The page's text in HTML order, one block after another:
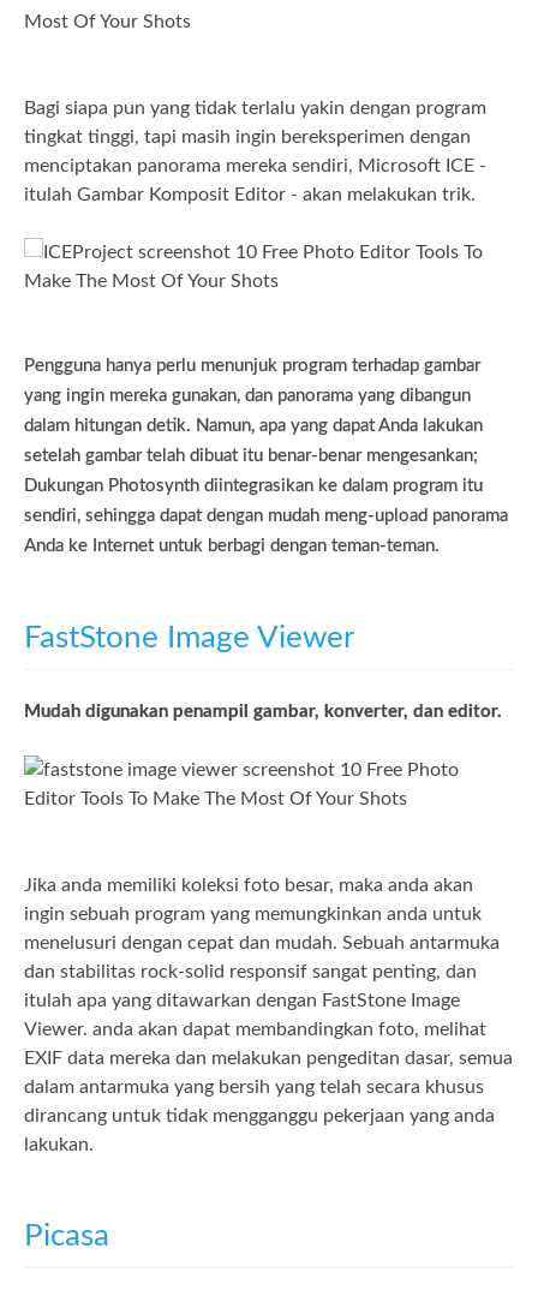
Bagi siapa pun yang tidak terlalu yakin dengan program
tingkat tinggi, tapi masih ingin bereksperimen dengan
menciptakan panorama mereka sendiri, Microsoft ICE -
itulah Gambar Komposit Editor - akan melakukan trik.
Pengguna hanya perlu menunjuk program terhadap gambar
yang ingin mereka gunakan, dan panorama yang dibangun
dalam hitungan detik. Namun, apa yang dapat Anda lakukan
setelah gambar telah dibuat itu benar-benar mengesankan;
Dukungan Photosynth diintegrasikan ke dalam program itu
sendiri, sehingga dapat dengan mudah meng-upload panorama
Anda ke Internet untuk berbagi dengan teman-teman.
FastStone Image Viewer
Mudah digunakan penampil gambar, konverter, dan editor.
Jika anda memiliki koleksi foto besar, maka anda akan
ingin sebuah program yang memungkinkan anda untuk
menelusuri dengan cepat dan mudah. Sebuah antarmuka
dan stabilitas rock-solid responsif sangat penting, dan
itulah apa yang ditawarkan dengan FastStone Image
Viewer. anda akan dapat membandingkan foto, melihat
EXIF data mereka dan melakukan pengeditan dasar, semua
dalam antarmuka yang bersih yang telah secara khusus
dirancang untuk tidak mengganggu pekerjaan yang anda
lakukan.
Picasa